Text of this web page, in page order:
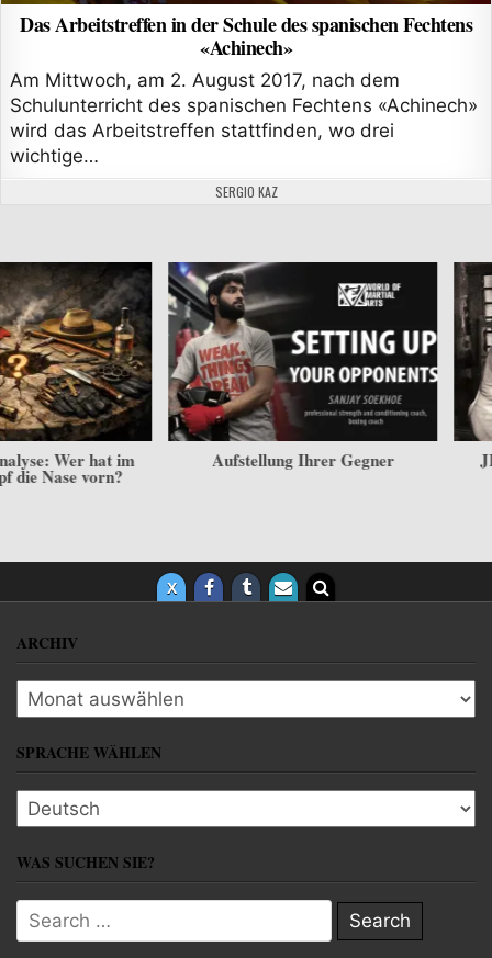
Das Arbeitstreffen in der Schule des spanischen Fechtens
«Achinech»
Am Mittwoch, am 2. August 2017, nach dem
Schulunterricht des spanischen Fechtens «Achinech»
wird das Arbeitstreffen stattfinden, wo drei
wichtige…
AUTHOR:
SERGIO KAZ
Aufstellung Ihrer Gegner JEET KUNE DO —
abfangenden Faust“
ARCHIV
Archiv
SPRACHE WÄHLEN
Sprache wählen
WAS SUCHEN SIE?
Search for: